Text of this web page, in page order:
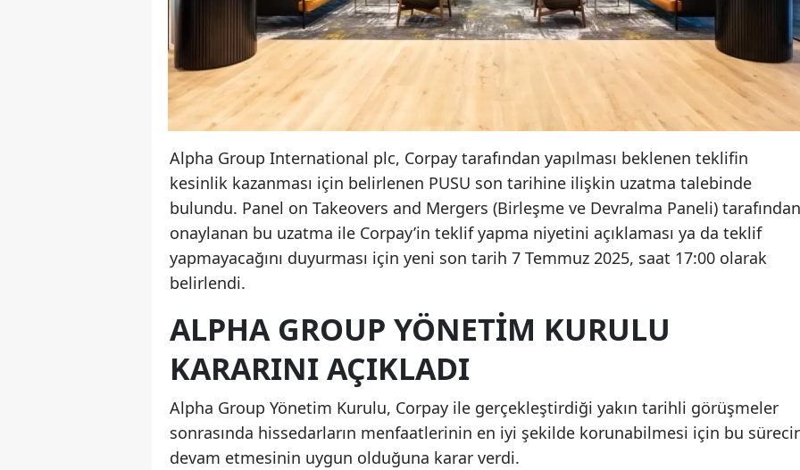
Alpha Group International plc, Corpay tarafından yapılması beklenen teklifin
kesinlik kazanması için belirlenen PUSU son tarihine ilişkin uzatma talebinde
bulundu. Panel on Takeovers and Mergers (Birleşme ve Devralma Paneli) tarafından
onaylanan bu uzatma ile Corpay’in teklif yapma niyetini açıklaması ya da teklif
yapmayacağını duyurması için yeni son tarih 7 Temmuz 2025, saat 17:00 olarak
belirlendi.
ALPHA GROUP YÖNETIM KURULU
KARARINI AÇIKLADI
Alpha Group Yönetim Kurulu, Corpay ile gerçekleştirdiği yakın tarihli görüşmeler
sonrasında hissedarların menfaatlerinin en iyi şekilde korunabilmesi için bu
devam etmesinin uygun olduğuna karar verdi.